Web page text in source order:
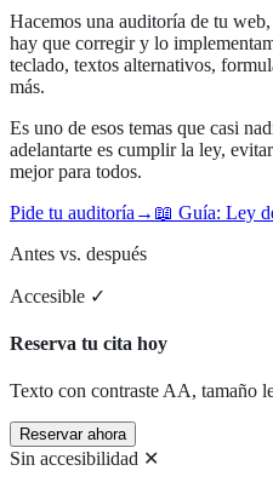
Hacemos una auditoría de tu
hay que corregir y lo
teclado, textos alternativos,
más.
Es uno de esos temas que casi
adelantarte es cumplir la ley,
mejor para todos.
Pide tu auditoría → 📖 Guía: Ley
Antes vs. después
Accesible ✓
Reserva tu cita hoy
Texto con contraste AA, tamaño
Reservar ahora
Sin accesibilidad ✕